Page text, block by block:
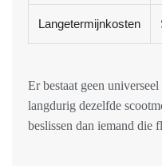
Langetermijnkosten
Er bestaat geen
langdurig dezelfde
beslissen dan iemand